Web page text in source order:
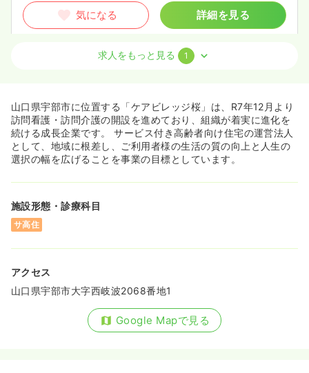
気になる 詳細を見る
正看護師
給与 23.7〜27.2万円/月 賞与6.0〜10.0万円
※一例
時間 8:00～17:00（休憩60分）
月給27万円以上可
求人をもっと見る 1
山口県宇部市に位置する「ケアビレッジ桜」は、R7年12月より
訪問看護・訪問介護の開設を進めており、組織が着実に進化を
続ける成長企業です。 サービス付き高齢者向け住宅の運営法人
として、地域に根差し、ご利用者様の生活の質の向上と人生の
選択の幅を広げることを事業の目標としています。
施設形態・診療科目
サ高住
アクセス
山口県宇部市大字西岐波2068番地1
Google Mapで見る